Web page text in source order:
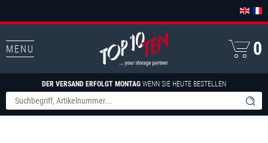
MENU
DER VERSAND ERFOLGT MONTAG WENN SIE HEUTE BESTELLEN
0